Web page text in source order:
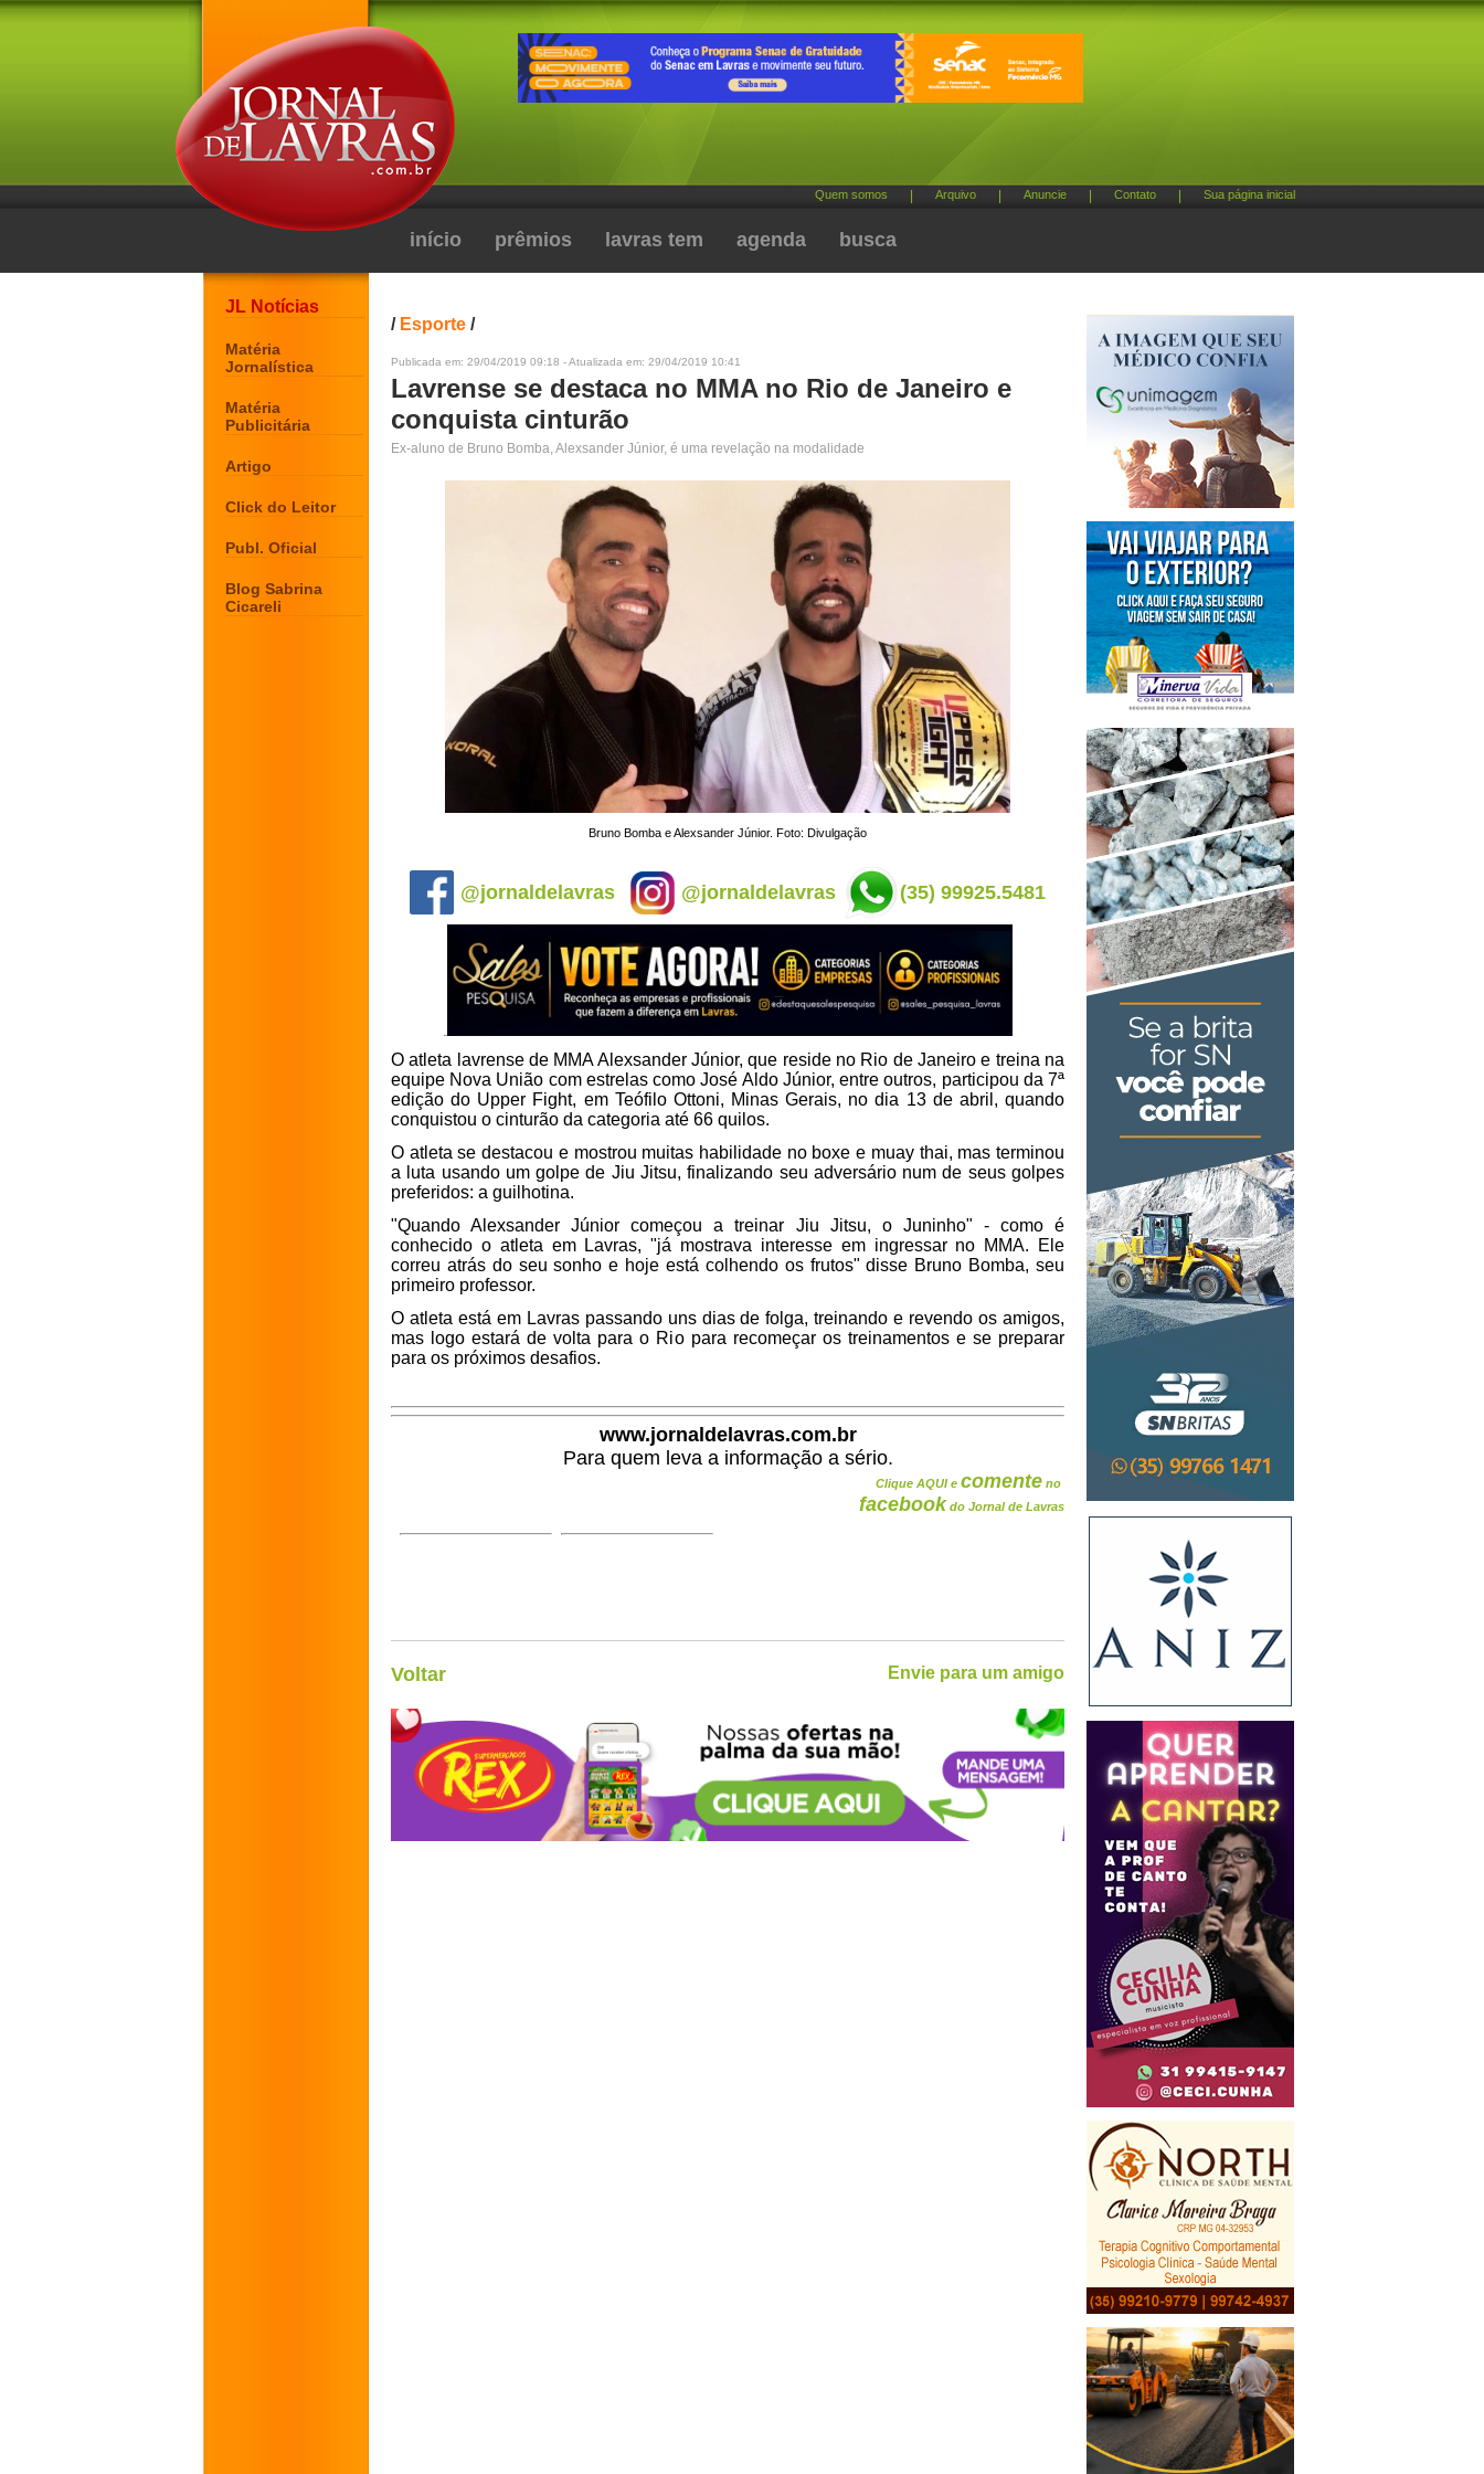
Quem somos Arquivo Anuncie Contato Sua página inicial
início prêmios lavras tem agenda busca
JL Notícias
Matéria
Jornalística
Matéria
Publicitária
Artigo
Click do Leitor
Publ. Oficial
Blog Sabrina
Cicareli
/ Esporte /
Publicada em: 29/04/2019 09:18 - Atualizada em: 29/04/2019 10:41
Lavrense se destaca no MMA no Rio de Janeiro e
conquista cinturão
Ex-aluno de Bruno Bomba, Alexsander Júnior, é uma revelação na modalidade
Bruno Bomba e Alexsander Júnior. Foto: Divulgação
@jornaldelavras @jornaldelavras (35) 99925.5481
O atleta lavrense de MMA Alexsander Júnior, que reside no Rio de Janeiro e treina na
equipe Nova União com estrelas como José Aldo Júnior, entre outros, participou da 7ª
edição do Upper Fight, em Teófilo Ottoni, Minas Gerais, no dia 13 de abril, quando
conquistou o cinturão da categoria até 66 quilos.
O atleta se destacou e mostrou muitas habilidade no boxe e muay thai, mas terminou
a luta usando um golpe de Jiu Jitsu, finalizando seu adversário num de seus golpes
preferidos: a guilhotina.
"Quando Alexsander Júnior começou a treinar Jiu Jitsu, o Juninho" - como é
conhecido o atleta em Lavras, "já mostrava interesse em ingressar no MMA. Ele
correu atrás do seu sonho e hoje está colhendo os frutos" disse Bruno Bomba, seu
primeiro professor.
O atleta está em Lavras passando uns dias de folga, treinando e revendo os amigos,
mas logo estará de volta para o Rio para recomeçar os treinamentos e se preparar
para os próximos desafios.
www.jornaldelavras.com.br
Para quem leva a informação a sério.
Clique AQUI e comente no
facebook do Jornal de Lavras
Voltar Envie para um amigo